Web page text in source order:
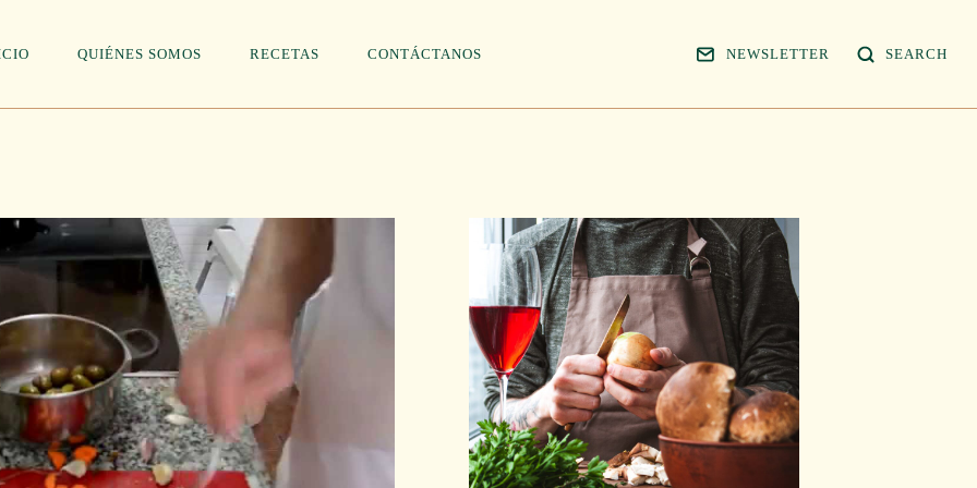
QUIÉNES SOMOS RECETAS CONTÁCTANOS NEWSLETTER SEARCH